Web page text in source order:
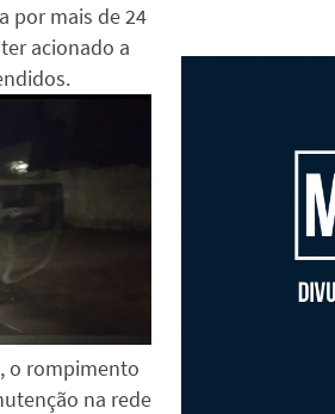
por mais de 24
acionado a
o rompimento
na rede